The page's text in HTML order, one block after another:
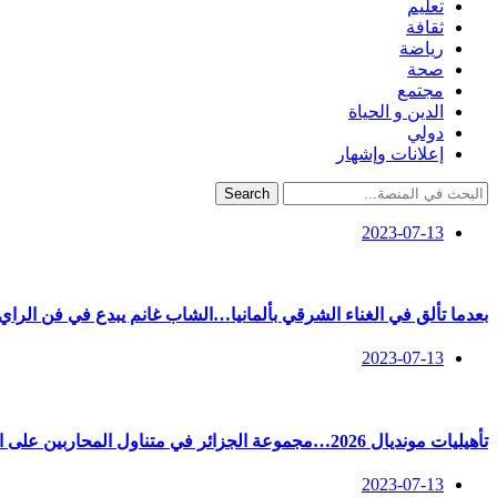
تعليم
ثقافة
رياضة
صحة
مجتمع
الدين و الحياة
دولي
إعلانات وإشهار
Search
2023-07-13
بعدما تألق في الغناء الشرقي بألمانيا…الشاب غانم يبدع في فن
2023-07-13
تأهيليات مونديال 2026…مجموعة الجزائر في متناول المحاربين على الورق
2023-07-13